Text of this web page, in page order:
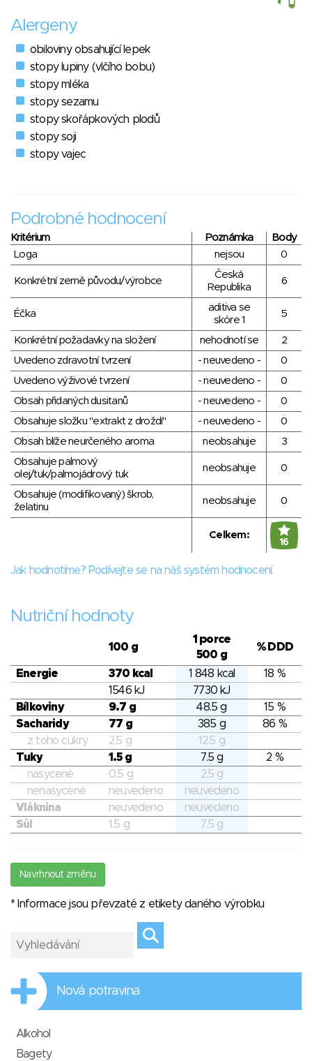
Alergeny
obiloviny obsahující lepek
stopy lupiny (vlčího bobu)
stopy mléka
stopy sezamu
stopy skořápkových plodů
stopy soji
stopy vajec
Podrobné hodnocení
Kritérium Poznámka
Body
Loga
nejsou 0
Konkrétní země původu/výrobce
Česká
Republika
6
Éčka
aditiva se
skóre 1
5
Konkrétní požadavky na složení nehodnotí se
2
Uvedeno zdravotní tvrzení
- neuvedeno -
0
Uvedeno výživové tvrzení
- neuvedeno -
0
Obsah přidaných dusitanů
- neuvedeno -
0
Obsahuje složku "extrakt z droždí"
- neuvedeno -
0
Obsah blíže neurčeného aroma
neobsahuje
3
Obsahuje palmový
olej/tuk/palmojádrový tuk
neobsahuje 0
Obsahuje (modifikovaný) škrob,
želatinu
neobsahuje 0
Celkem:
16
Jak hodnotíme? Podívejte se na náš systém hodnocení.
Nutriční hodnoty
100 g
1 porce
500 g
% DDD
Energie 370 kcal 1 848 kcal
18 %
1546 kJ
7730 kJ
Bílkoviny
9.7 g 48.5 g
15 %
Sacharidy
77 g 385 g
86 %
z toho cukry
2.5 g
12.5 g
Tuky
1.5 g 7.5 g
2 %
nasycené
0.5 g
2.5 g
nenasycené
neuvedeno
neuvedeno
Vláknina
neuvedeno
neuvedeno
Sůl
1.5 g 7.5 g
Navrhnout změnu
* Informace jsou převzaté z etikety daného výrobku
Nová potravina
Alkohol
Bagety